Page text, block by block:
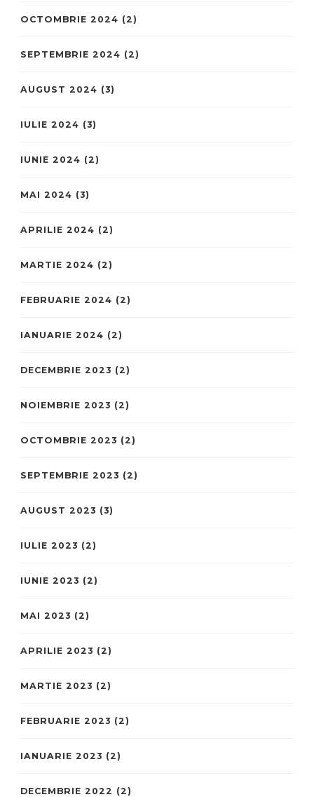
OCTOMBRIE 2024 (2)
SEPTEMBRIE 2024 (2)
AUGUST 2024 (3)
IULIE 2024 (3)
IUNIE 2024 (2)
MAI 2024 (3)
APRILIE 2024 (2)
MARTIE 2024 (2)
FEBRUARIE 2024 (2)
IANUARIE 2024 (2)
DECEMBRIE 2023 (2)
NOIEMBRIE 2023 (2)
OCTOMBRIE 2023 (2)
SEPTEMBRIE 2023 (2)
AUGUST 2023 (3)
IULIE 2023 (2)
IUNIE 2023 (2)
MAI 2023 (2)
APRILIE 2023 (2)
MARTIE 2023 (2)
FEBRUARIE 2023 (2)
IANUARIE 2023 (2)
DECEMBRIE 2022 (2)